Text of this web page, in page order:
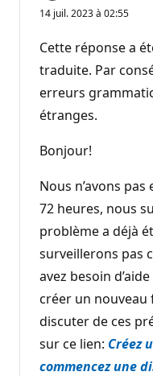
14 juil. 2023 à 02:55
Cette réponse a
traduite. Par
erreurs
étranges.
Bonjour!
Nous n’avons
72 heures, nous
problème a déjà
surveillerons pas
avez besoin
créer un nouveau
discuter de ces
sur ce lien: Créez
commencez une